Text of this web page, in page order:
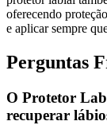
oferecendo
e aplicar sempre
Perguntas
O Protetor
recuperar